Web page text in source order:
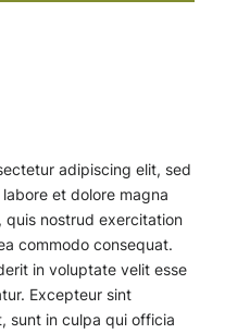
adipiscing elit, sed
et dolore magna
quis nostrud exercitation
commodo consequat.
in voluptate velit esse
Excepteur sint
sunt in culpa qui officia